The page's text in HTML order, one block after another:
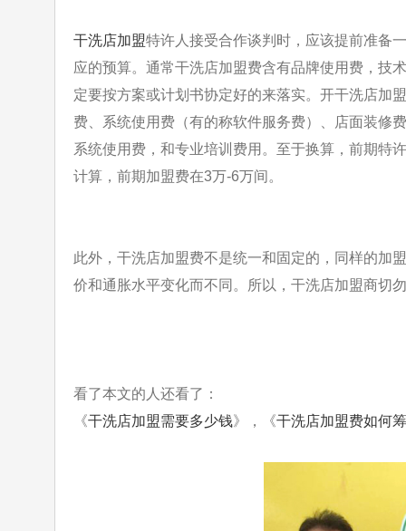
干洗店加盟特许人接受合作谈判时，应该提前准备
应的预算。通常干洗店加盟费含有品牌使用费，技
定要按方案或计划书协定好的来落实。开干洗店加
费、系统使用费（有的称软件服务费）、店面装修
系统使用费，和专业培训费用。至于换算，前期特
计算，前期加盟费在3万-6万间。
此外，干洗店加盟费不是统一和固定的，同样的加
价和通胀水平变化而不同。所以，干洗店加盟商切
看了本文的人还看了：
《干洗店加盟需要多少钱》，《干洗店加盟费如何